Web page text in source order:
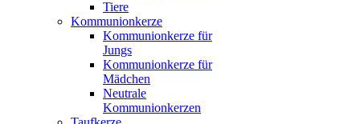
Tiere
Kommunionkerze
Kommunionkerze für
Jungs
Kommunionkerze für
Mädchen
Neutrale
Kommunionkerzen